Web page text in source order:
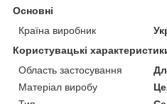
Основні
Країна виробник
Користувацькі
Область застосування
Матеріал виробу